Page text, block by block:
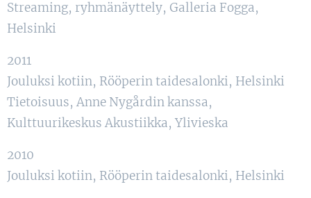
Streaming, ryhmänäyttely, Galleria Fogga,
Helsinki
2011
Jouluksi kotiin, Rööperin taidesalonki, Helsinki
Tietoisuus, Anne Nygårdin kanssa,
Kulttuurikeskus Akustiikka, Ylivieska
2010
Jouluksi kotiin, Rööperin taidesalonki, Helsinki